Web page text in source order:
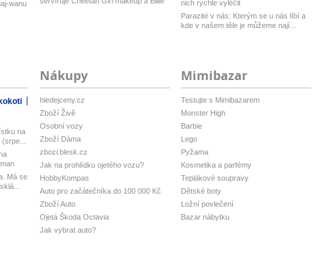
wanu
nich rychle vyléčit
Parazité v nás: Kterým se u nás líbí a
kde v našem těle je můžeme nají...
na
Má se
Nákupy
hledejceny.cz
Zboží Živě
Osobní vozy
Zboží Dáma
zbozi.blesk.cz
Jak na prohlídku ojetého vozu?
HobbyKompas
Auto pro začátečníka do 100 000 Kč
Zboží Auto
Ojetá Škoda Octavia
Jak vybrat auto?
Mimibazar
Testujte s Mimibazarem
Monster High
Barbie
Lego
Pyžama
Kosmetika a parfémy
Teplákové soupravy
Dětské boty
Ložní povlečení
Bazar nábytku